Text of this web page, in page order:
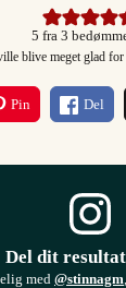
5 fra 3
ville blive meget glad
Pin Del
Del dit
med @stinnagm